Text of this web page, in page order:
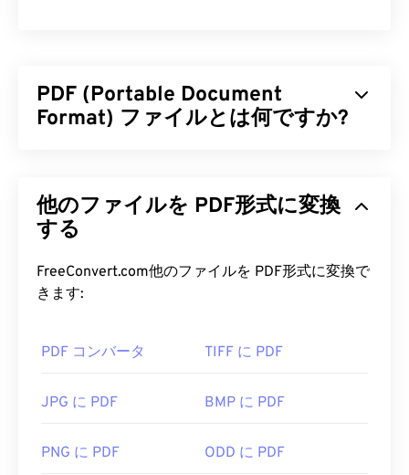
PDF (Portable Document
Format) ファイルとは何ですか?
的なファイル形式であり、今日最も広く使用されて
いるファイル形式の一つです。PDFが広く普及して
す。PDFファイルは、どのデバイスやオペレーティ
ングシステムでも常に同じ外観を保ちます。
ばいいですか?
PDFファイルを開く必要がある場合、ほとんどの人
AdobeはPDF標準を開発し、そのプログラムは間違
いなく最も
人気のある無料PDFリーダー
他のファイルを PDF形式に変換
する
FreeConvert.com他のファイルを PDF形式に変換で
きます:
PDF コンバータ TIFF に PDF
JPG に PDF BMP に PDF
PNG に PDF ODD に PDF